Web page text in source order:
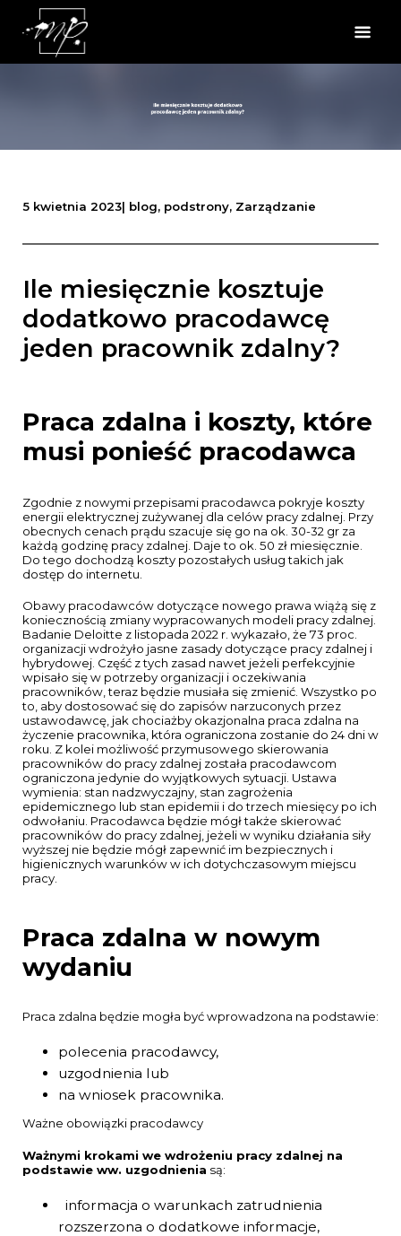
5 kwietnia 2023| blog, podstrony, Zarządzanie
Ile miesięcznie kosztuje
dodatkowo pracodawcę
jeden pracownik zdalny?
Praca zdalna i koszty, które
musi ponieść pracodawca
Zgodnie z nowymi przepisami pracodawca pokryje koszty
energii elektrycznej zużywanej dla celów pracy zdalnej . Przy
obecnych cenach prądu szacuje się go na ok. 30-32 gr za
każdą godzinę pracy zdalnej. Daje to ok. 50 zł miesięcznie.
Do tego dochodzą koszty pozostałych usług takich jak
dostęp do internetu
Obawy pracodawców dotyczące nowego prawa wiążą się z
koniecznością zmiany wypracowanych modeli pracy zdalnej.
Badanie Deloitte z listopada 2022 r. wykazało, że 73 proc.
organizacji wdrożyło jasne zasady dotyczące pracy zdalnej i
hybrydowej. Część z tych zasad nawet jeżeli perfekcyjnie
wpisało się w potrzeby organizacji i oczekiwania
pracowników, teraz będzie musiała się zmienić. Wszystko po
to, aby dostosować się do zapisów narzuconych przez
ustawodawcę, jak chociażby okazjonalna praca zdalna na
życzenie pracownika, która ograniczona zostanie do 24 dni w
roku. Z kolei możliwość przymusowego skierowania
pracowników do pracy zdalnej została pracodawcom
ograniczona jedynie do wyjątkowych sytuacji. Ustawa
wymienia: stan nadzwyczajny, stan zagrożenia
epidemicznego lub stan epidemii i do trzech miesięcy po ich
odwołaniu. Pracodawca będzie mógł także skierować
pracowników do pracy zdalnej, jeżeli w wyniku działania siły
wyższej nie będzie mógł zapewnić im bezpiecznych i
higienicznych warunków w ich dotychczasowym miejscu
pracy.
Praca zdalna w nowym
wydaniu
Praca zdalna będzie mogła być wprowadzona na podstawie:
polecenia pracodawcy,
uzgodnienia lub
na wniosek pracownika.
Ważne obowiązki pracodawcy
Ważnymi krokami we wdrożeniu pracy zdalnej na
podstawie ww. uzgodnienia są:
informacja o warunkach zatrudnienia
rozszerzona o dodatkowe informacje,